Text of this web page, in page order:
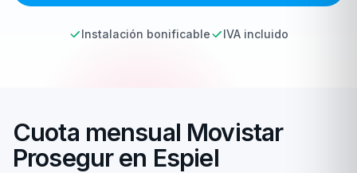
Instalación bonificable IVA incluido
Cuota mensual Movistar
Prosegur en Espiel